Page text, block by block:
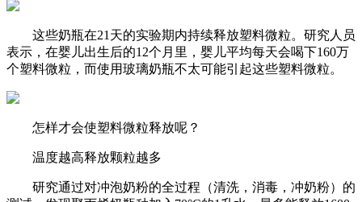
这些奶瓶在21天的实验期内持续释放塑料微粒。研究人员
表示，在婴儿出生后的12个月里，婴儿平均每天会喝下160万
个塑料微粒， 而使用玻璃奶瓶不太可能引起这些塑料微粒。
怎样才会使塑料微粒释放呢？
温度越高释放颗粒越多
研究通过对冲泡奶粉的全过程（清洗，消毒，冲奶粉）的